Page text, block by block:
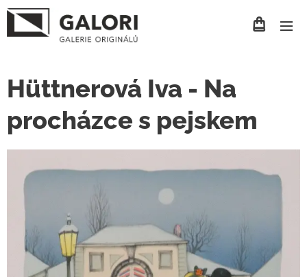
Hüttnerová Iva - Na
procházce s pejskem